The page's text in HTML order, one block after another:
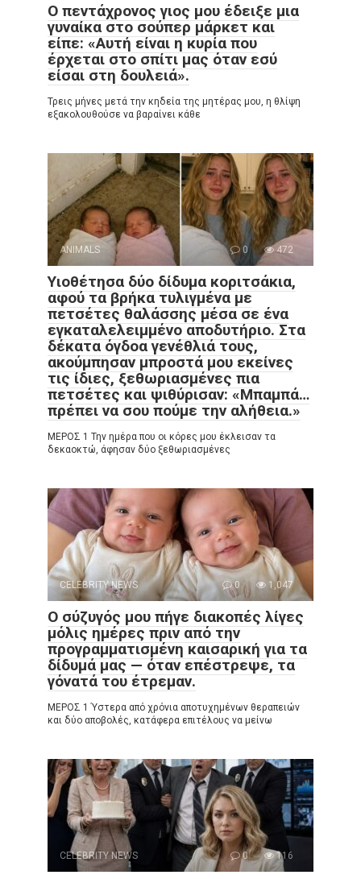
Ο πεντάχρονος γιος μου έδειξε μια
γυναίκα στο σούπερ μάρκετ και
είπε: «Αυτή είναι η κυρία που
έρχεται στο σπίτι μας όταν εσύ
είσαι στη δουλειά».
Τρεις μήνες μετά την κηδεία της μητέρας μου, η θλίψη
εξακολουθούσε να βαραίνει κάθε
ANIMALS 0 472
Υιοθέτησα δύο δίδυμα κοριτσάκια,
αφού τα βρήκα τυλιγμένα με
πετσέτες θαλάσσης μέσα σε ένα
εγκαταλελειμμένο αποδυτήριο. Στα
δέκατα όγδοα γενέθλιά τους,
ακούμπησαν μπροστά μου εκείνες
τις ίδιες, ξεθωριασμένες πια
πετσέτες και ψιθύρισαν: «Μπαμπά…
πρέπει να σου πούμε την αλήθεια.»
ΜΕΡΟΣ 1 Την ημέρα που οι κόρες μου έκλεισαν τα
δεκαοκτώ, άφησαν δύο ξεθωριασμένες
CELEBRITY NEWS 0 1,047
Ο σύζυγός μου πήγε διακοπές λίγες
μόλις ημέρες πριν από την
προγραμματισμένη καισαρική για τα
δίδυμά μας — όταν επέστρεψε, τα
γόνατά του έτρεμαν.
ΜΕΡΟΣ 1 Ύστερα από χρόνια αποτυχημένων θεραπειών
και δύο αποβολές, κατάφερα επιτέλους να μείνω
CELEBRITY NEWS 0 116